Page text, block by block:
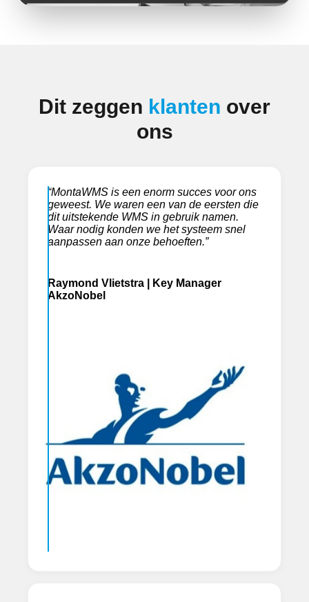
Dit zeggen klanten over
ons
“MontaWMS is een enorm succes voor ons
geweest. We waren een van de eersten die
dit uitstekende WMS in gebruik namen.
Waar nodig konden we het systeem snel
aanpassen aan onze behoeften.”
Raymond Vlietstra | Key Manager
AkzoNobel